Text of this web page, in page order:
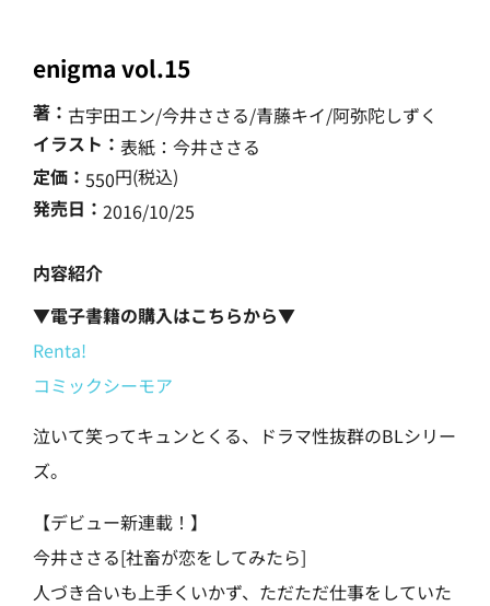
enigma vol.15
著： 古宇田エン/今井ささる/青藤キイ/阿弥陀しずく
イラスト： 表紙：今井ささる
定価： 550円(税込)
発売日： 2016/10/25
内容紹介
▼電子書籍の購入はこちらから▼
Renta!
コミックシーモア
泣いて笑ってキュンとくる、ドラマ性抜群のBLシリー
ズ。
【デビュー新連載！】
今井ささる[社畜が恋をしてみたら]
人づき合いも上手くいかず、ただただ仕事をしていた